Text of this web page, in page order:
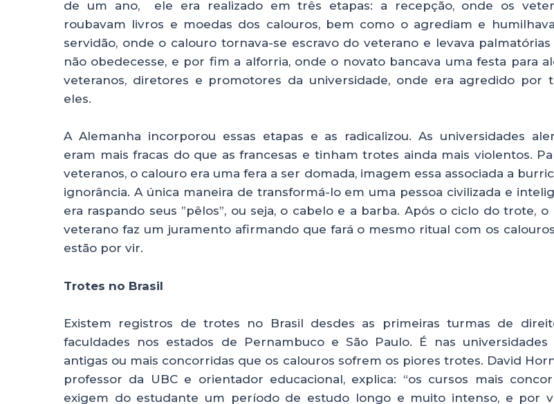
de um ano, ele era realizado em três etapas: a recepção, onde os
roubavam livros e moedas dos calouros, bem como o agrediam e
servidão, onde o calouro tornava-se escravo do veterano e levava palmatórias
não obedecesse, e por fim a alforria, onde o novato bancava uma festa para
veteranos, diretores e promotores da universidade, onde era agredido por
eles.
A Alemanha incorporou essas etapas e as radicalizou. As universidades
eram mais fracas do que as francesas e tinham trotes ainda mais violentos.
veteranos, o calouro era uma fera a ser domada, imagem essa associada a
ignorância. A única maneira de transformá-lo em uma pessoa civilizada e
era raspando seus ”pêlos”, ou seja, o cabelo e a barba. Após o ciclo do trote, o
veterano faz um juramento afirmando que fará o mesmo ritual com os
estão por vir.
Trotes no Brasil
Existem registros de trotes no Brasil desdes as primeiras turmas de
faculdades nos estados de Pernambuco e São Paulo. É nas universidades
antigas ou mais concorridas que os calouros sofrem os piores trotes. David
professor da UBC e orientador educacional, explica: “os cursos mais
exigem do estudante um período de estudo longo e muito intenso, e por